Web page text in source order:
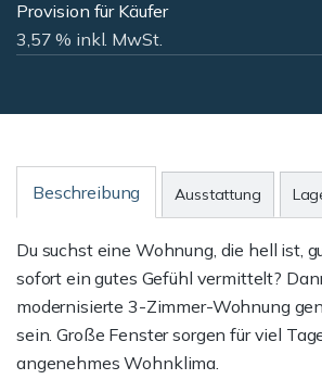
Provision für Käufer
3,57 % inkl. MwSt.
Beschreibung Ausstattung
Du suchst eine Wohnung, die hell ist,
sofort ein gutes Gefühl vermittelt?
modernisierte 3-Zimmer-Wohnung
sein. Große Fenster sorgen für viel
angenehmes Wohnklima.